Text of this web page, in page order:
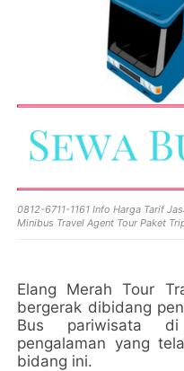
0812-6711-1161 Info Harga Tarif
Minibus Travel Agent Tour Paket
Elang Merah Tour
bergerak dibidang
Bus pariwisata
pengalaman yang
bidang ini.